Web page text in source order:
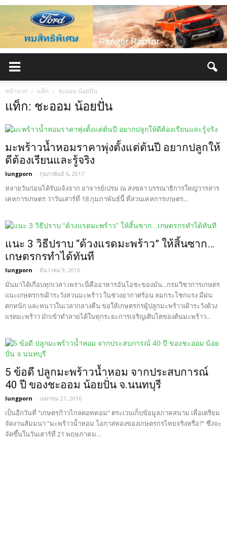
หน้าแรก แท็ก ชะออม น้อยปั่น
แท็ก: ชะออม น้อยปั่น
มะพร้าวน้ำหอมราคาพุ่งตั้งแต่ต้นปี อยากปลูกให้
ดีต้องเรียนและรู้จริง
lungporn - กุมภาพันธ์ 6, 2017
หลายวันก่อนได้รับแจ้งจาก อาจารย์เปรม ณ สงขลา บรรณาธิการใหญ่วารสาร
เคหการเกษตร ว่าวันเสาร์ที่ 18 กุมภาพันธ์นี้ ที่สวนเคหการเกษตร...
แนะ 3 วิธีปราบ “ด้วงแรดมะพร้าว” ให้สิ้นซาก…
เกษตรกรทำได้ทันที
lungporn - ธันวาคม 9, 2016
มันมาได้เกือบทุกเวลา เพราะนี่คืออาหารอันโอชะของมัน...กรมวิชาการเกษตร
แนะเกษตรกรเฝ้าระวังสวนมะพร้าว ในช่วงอากาศร้อน ลมกระโชกแรง มีฝน
ตกหนัก และหนาวในเวลากลางคืน ขอให้เกษตรกรผู้ปลูกมะพร้าวเฝ้าระวังด้วง
แรดมะพร้าว มักเข้าทำลายได้ในทุกระยะการเจริญเติบโตของต้นมะพร้าว...
5 ข้อดี ปลูกมะพร้าวน้ำหอม จากประสบการณ์
40 ปี ของชะออม น้อยปั่น จ.นนทบุรี
lungporn - เมษายน 21, 2016
เป็นอีกวันที่ “เกษตรก้าวไกลดอทคอม” ตระเวนเก็บข้อมูลภาคสนาม เพื่อเตรียม
จัดงานสัมมนา “มะพร้าวน้ำหอม โอกาสทองของเกษตรกรไทยจริงหรือ?” ซึ่งจะ
จัดขึ้นในวันเสาร์ที่ 21 พฤษภาคม...